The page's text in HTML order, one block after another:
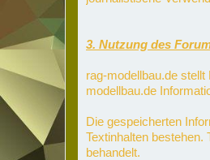
3. Nutzung des
rag-modellbau.de
modellbau.de
Die gespeicherten
Textinhalten bestehen.
behandelt.